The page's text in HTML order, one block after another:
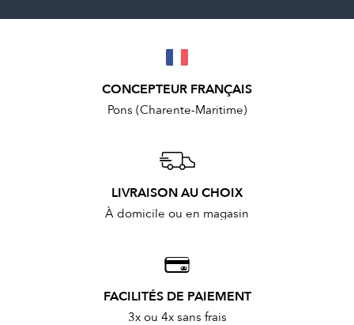
CONCEPTEUR FRANÇAIS
Pons (Charente-Maritime)
LIVRAISON AU CHOIX
À domicile ou en magasin
FACILITÉS DE PAIEMENT
3x ou 4x sans frais